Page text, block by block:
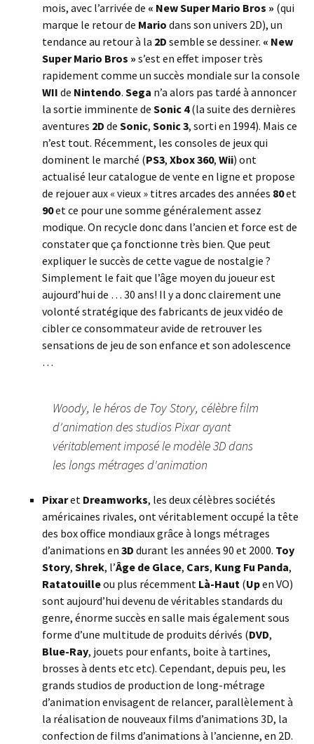
mois, avec l’arrivée de « New Super Mario Bros » (qui
marque le retour de Mario dans son univers 2D), un
tendance au retour à la 2D semble se dessiner. « New
Super Mario Bros » s’est en effet imposer très
rapidement comme un succès mondiale sur la console
WII de Nintendo. Sega n’a alors pas tardé à annoncer
la sortie imminente de Sonic 4(la suite des dernières
aventures 2D de Sonic, Sonic 3, sorti en 1994). Mais ce
n’est tout. Récemment, les consoles de jeux qui
dominent le marché (PS3, Xbox 360, Wii) ont
actualisé leur catalogue de vente en ligne et propose
de rejouer aux « vieux » titres arcades des années 80et
90et ce pour une somme généralement assez
modique. On recycle donc dans l’ancien et force est de
constater que ça fonctionne très bien. Que peut
expliquer le succès de cette vague de nostalgie ?
Simplement le fait que l’âge moyen du joueur est
aujourd’hui de … 30 ans! Il y a donc clairement une
volonté stratégique des fabricants de jeux vidéo de
cibler ce consommateur avide de retrouver les
sensations de jeu de son enfance et son adolescence
…
Woody, le héros de Toy Story, célèbre film
d'animation des studios Pixar ayant
véritablement imposé le modèle 3D dans
les longs métrages d'animation
Pixaret Dreamworks, les deux célèbres sociétés
américaines rivales, ont véritablement occupé la tête
des box office mondiaux grâce à longs métrages
d’animations en 3D durant les années 90 et 2000. Toy
Story, Shrek, l’Âge de Glace, Cars, Kung Fu Panda,
Ratatouilleou plus récemment Là-Haut (Upen VO)
sont aujourd’hui devenu de véritables standards du
genre, énorme succès en salle mais également sous
forme d’une multitude de produits dérivés (DVD,
Blue-Ray, jouets pour enfants, boite à tartines,
brosses à dents etc etc). Cependant, depuis peu, les
grands studios de production de long-métrage
d’animation envisagent de relancer, parallèlement à
la réalisation de nouveaux films d’animations 3D, la
confection de films d’animations à l’ancienne, en 2D.